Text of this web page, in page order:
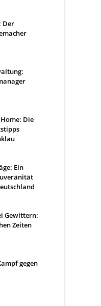
Der
Die
Ein
Gewittern:
Zeiten
gegen